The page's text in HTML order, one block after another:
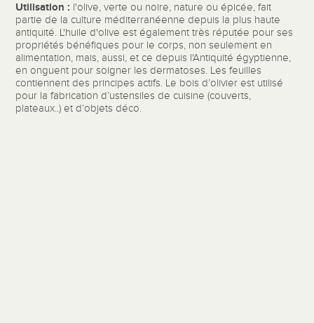
Utilisation : l'olive, verte ou noire, nature ou épicée, fait
partie de la culture méditerranéenne depuis la plus haute
antiquité. L'huile d'olive est également très réputée pour ses
propriétés bénéfiques pour le corps, non seulement en
alimentation, mais, aussi, et ce depuis l'Antiquité égyptienne,
en onguent pour soigner les dermatoses. Les feuilles
contiennent des principes actifs. Le bois d’olivier est utilisé
pour la fabrication d’ustensiles de cuisine (couverts,
plateaux..) et d’objets déco.